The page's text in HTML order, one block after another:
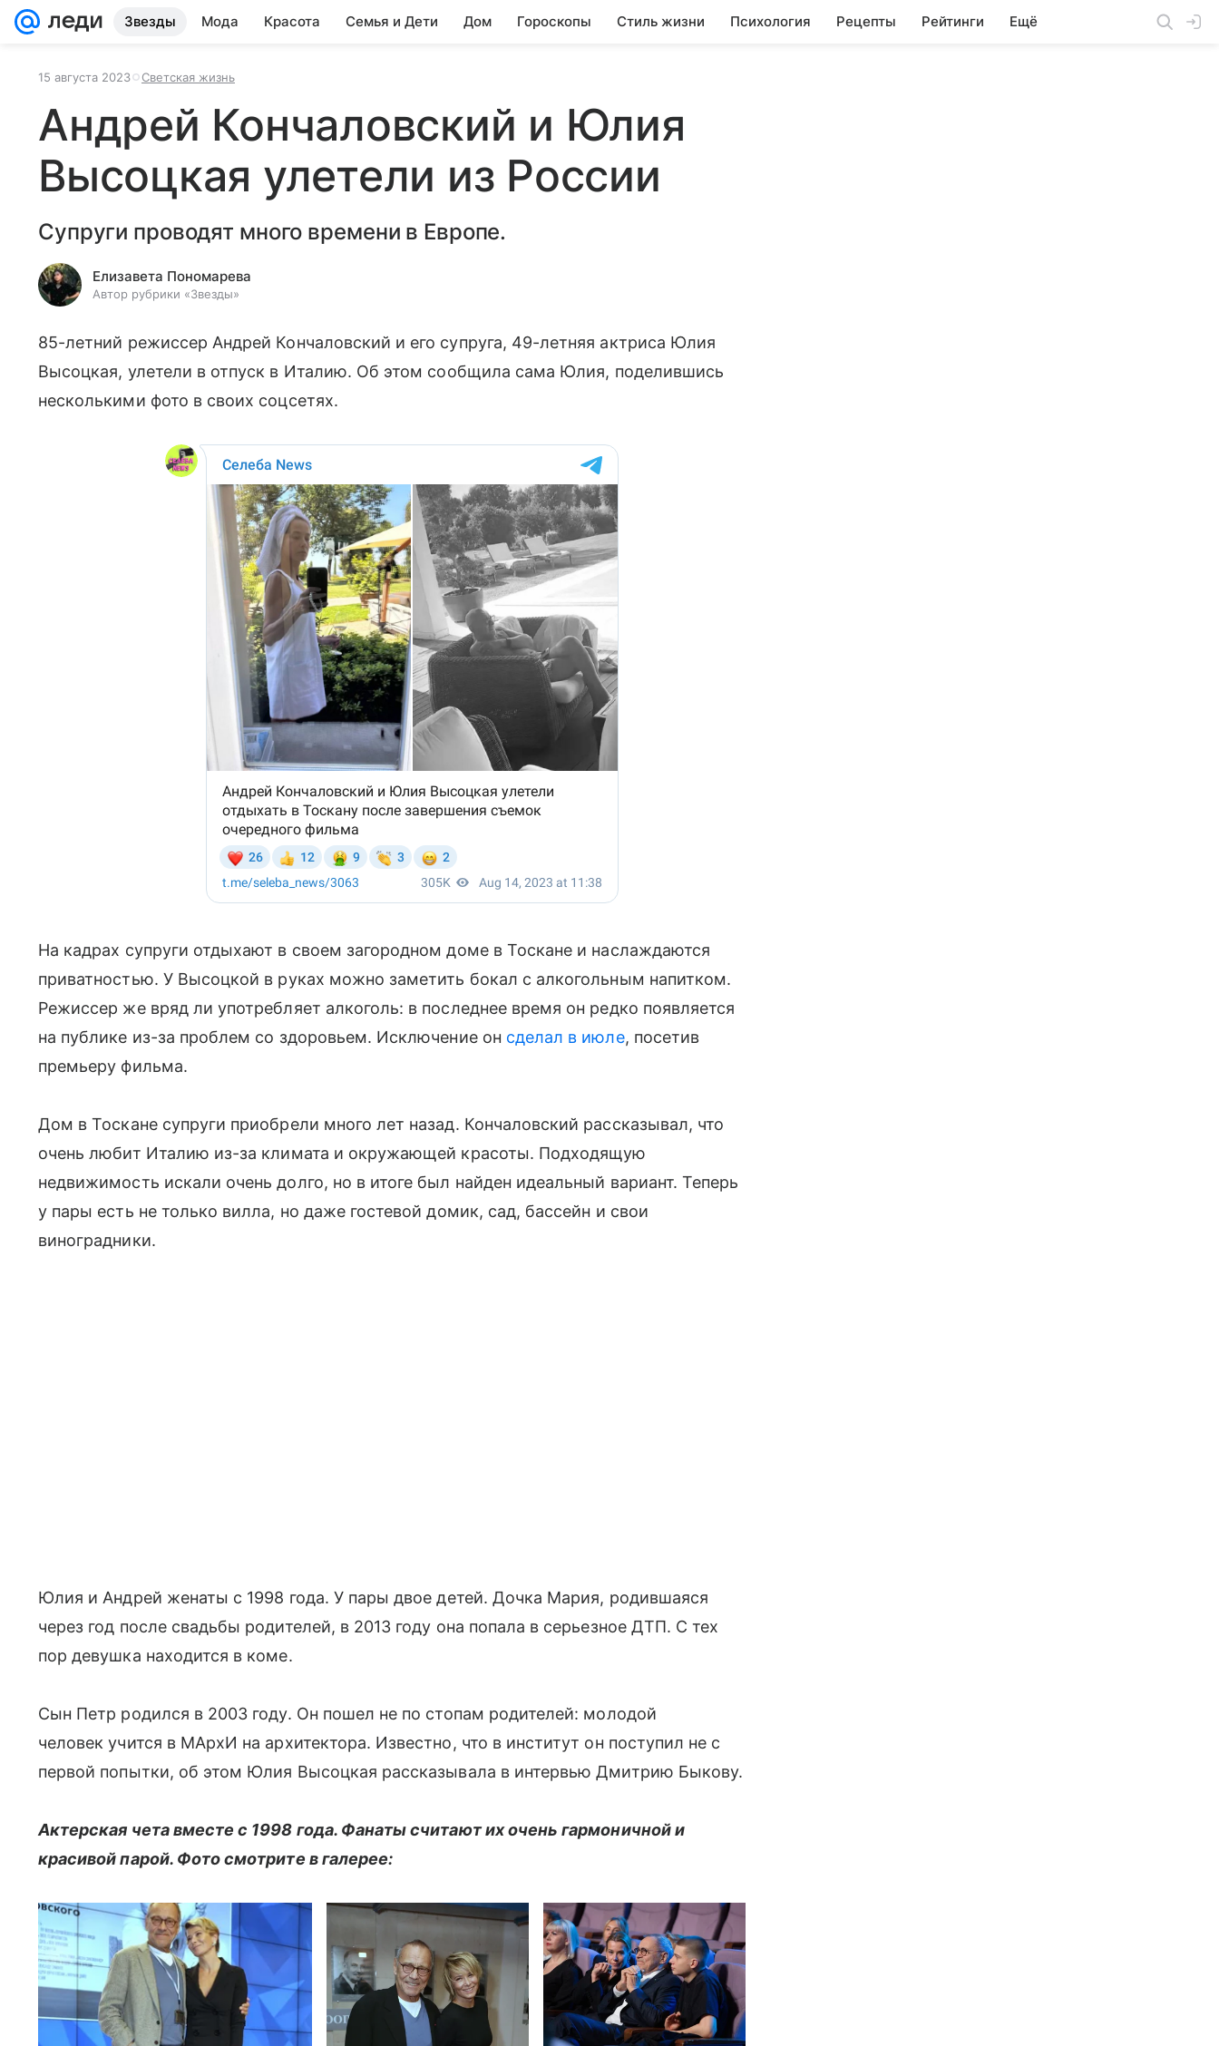
Звезды Мода Красота Семья и Дети Дом Гороскопы Стиль жизни Психология Рецепты Рейтинги Ещё
15 августа 2023 Светская жизнь
Андрей Кончаловский и Юлия
Высоцкая улетели из России
Супруги проводят много времени в Европе.
Елизавета Пономарева
Автор рубрики «Звезды»
85-летний режиссер Андрей Кончаловский и его супруга, 49-летняя актриса Юлия
Высоцкая, улетели в отпуск в Италию. Об этом сообщила сама Юлия, поделившись
несколькими фото в своих соцсетях.
На кадрах супруги отдыхают в своем загородном доме в Тоскане и наслаждаются
приватностью. У Высоцкой в руках можно заметить бокал с алкогольным напитком.
Режиссер же вряд ли употребляет алкоголь: в последнее время он редко появляется
на публике из-за проблем со здоровьем. Исключение он сделал в июле, посетив
премьеру фильма.
Дом в Тоскане супруги приобрели много лет назад. Кончаловский рассказывал, что
очень любит Италию из-за климата и окружающей красоты. Подходящую
недвижимость искали очень долго, но в итоге был найден идеальный вариант. Теперь
у пары есть не только вилла, но даже гостевой домик, сад, бассейн и свои
виноградники.
Юлия и Андрей женаты с 1998 года. У пары двое детей. Дочка Мария, родившаяся
через год после свадьбы родителей, в 2013 году она попала в серьезное ДТП. С тех
пор девушка находится в коме.
Сын Петр родился в 2003 году. Он пошел не по стопам родителей: молодой
человек учится в МАрхИ на архитектора. Известно, что в институт он поступил не с
первой попытки, об этом Юлия Высоцкая рассказывала в интервью Дмитрию Быкову.
Актерская чета вместе с 1998 года. Фанаты считают их очень гармоничной и
красивой парой. Фото смотрите в галерее: